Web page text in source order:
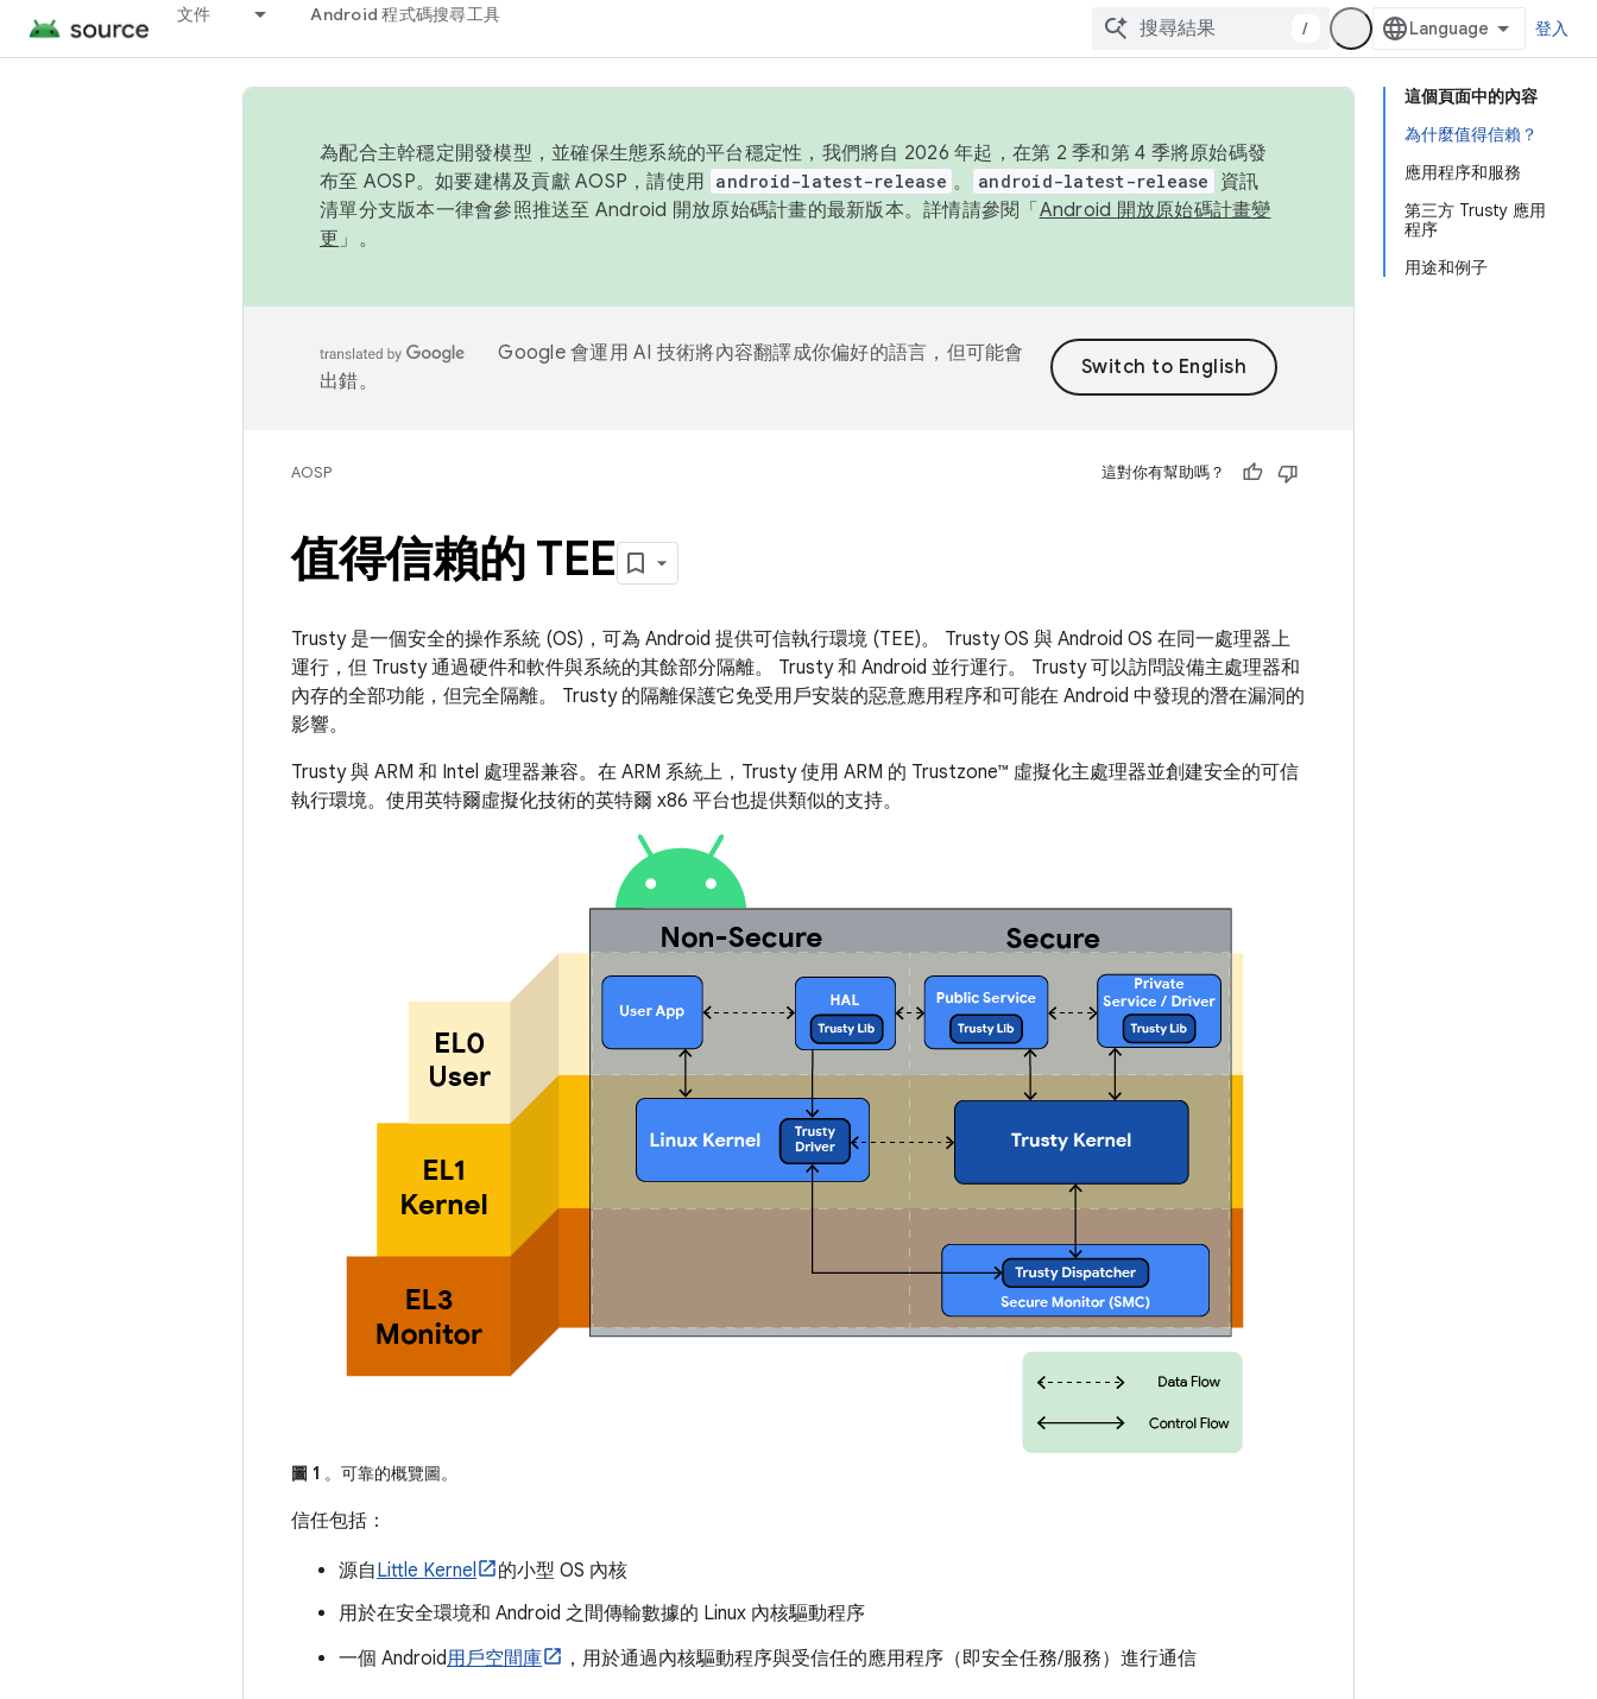
文件 Android 程式碼搜尋工具
/ 登入
這個頁面中的內容
為什麼值得信賴？
應用程序和服務
第三方 Trusty 應用
程序
用途和例子
為配合主幹穩定開發模型，並確保生態系統的平台穩定性，我們將自 2026 年起，在第 2 季和第 4 季將原始碼發
布至 AOSP。如要建構及貢獻 AOSP，請使用 android-latest-release 。 android-latest-release
資訊
清單分支版本一律會參照推送至 Android 開放原始碼計畫的最新版本。詳情請參閱「 Android 開放原始碼計畫變
更 」。
Google 會運用 AI 技術將內容翻譯成你偏好的語言，但可能會
出錯。
AOSP 這對你有幫助嗎？
值得信賴的 TEE
Trusty 是一個安全的操作系統 (OS)，可為 Android 提供可信執行環境 (TEE)。 Trusty OS 與 Android OS 在同一處理器上
運行，但 Trusty 通過硬件和軟件與系統的其餘部分隔離。 Trusty 和 Android 並行運行。 Trusty 可以訪問設備主處理器和
內存的全部功能，但完全隔離。 Trusty 的隔離保護它免受用戶安裝的惡意應用程序和可能在 Android 中發現的潛在漏洞的
影響。
Trusty 與 ARM 和 Intel 處理器兼容。在 ARM 系統上，Trusty 使用 ARM 的 Trustzone™ 虛擬化主處理器並創建安全的可信
執行環境。使用英特爾虛擬化技術的英特爾 x86 平台也提供類似的支持。
圖 1 。可靠的概覽圖。
信任包括：
源自Little Kernel
的小型 OS 內核
用於在安全環境和 Android 之間傳輸數據的 Linux 內核驅動程序
一個 Android用戶空間庫 ，用於通過內核驅動程序與受信任的應用程序（即安全任務/服務）進行通信